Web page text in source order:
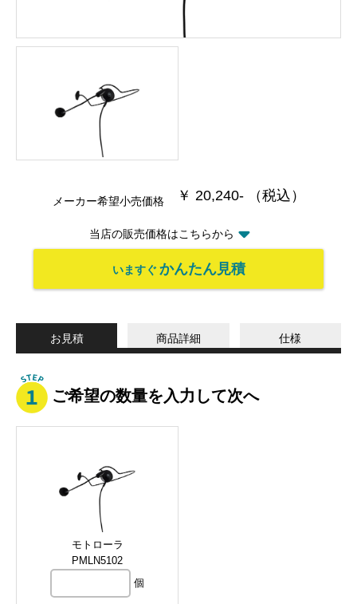
メーカー希望小売価格 ￥ 20,240- （税込）
当店の販売価格はこちらから
いますぐ かんたん見積
お見積 商品詳細 仕様
ご希望の数量を入力して次へ
モトローラ
PMLN5102
個